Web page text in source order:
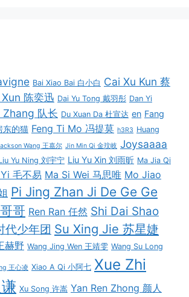
Bai Xiao Bai 白小白 Cai Xu Kun 蔡
陈奕迅 Dai Yu Tong 戴羽彤 Dan Yi
Zhang 队长 Du Xuan Da 杜宣达 en Fang
东的猫 Feng Ti Mo 冯提莫 h3R3 Huang
Wang 王嘉尔 Jin Min Qi 金玟岐 Joysaaaa
Yu Ning 刘宇宁 Liu Yu Xin 刘雨昕 Ma Jia Qi
毛不易 Ma Si Wei 马思唯 Mo Jiao
Pi Jing Zhan Ji De Ge Ge
哥 Ren Ran 任然 Shi Dai Shao
代少年团 Su Xing Jie 苏星婕
赫野 Wang Jing Wen 王靖雯 Wang Su Long
王心凌 Xiao A Qi 小阿七 Xue Zhi
Xu Song 许嵩 Yan Ren Zhong 颜人